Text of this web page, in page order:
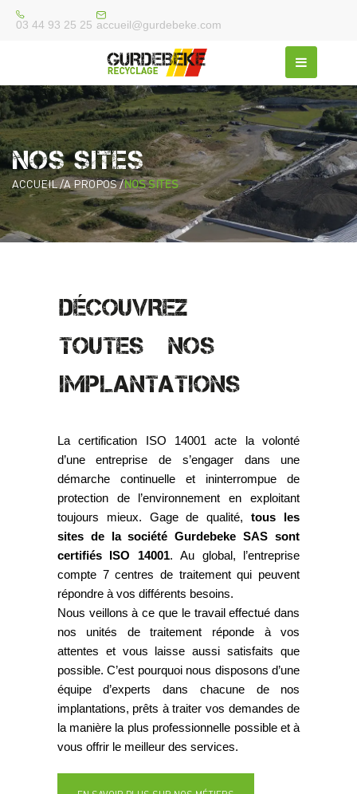
03 44 93 25 25 accueil@gurdebeke.com
NOS SITES
ACCUEIL /A PROPOS /NOS SITES
DÉCOUVREZ
TOUTES NOS
IMPLANTATIONS
La certification ISO 14001 acte la volonté
d’une entreprise de s’engager dans une
démarche continuelle et ininterrompue de
protection de l’environnement en exploitant
toujours mieux. Gage de qualité, tous les
sites de la société Gurdebeke SAS sont
certifiés ISO 14001. Au global, l’entreprise
compte 7 centres de traitement qui peuvent
répondre à vos différents besoins.
Nous veillons à ce que le travail effectué dans
nos unités de traitement réponde à vos
attentes et vous laisse aussi satisfaits que
possible. C’est pourquoi nous disposons d’une
équipe d’experts dans chacune de nos
implantations, prêts à traiter vos demandes de
la manière la plus professionnelle possible et à
vous offrir le meilleur des services.